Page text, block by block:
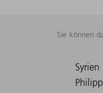
Sie können